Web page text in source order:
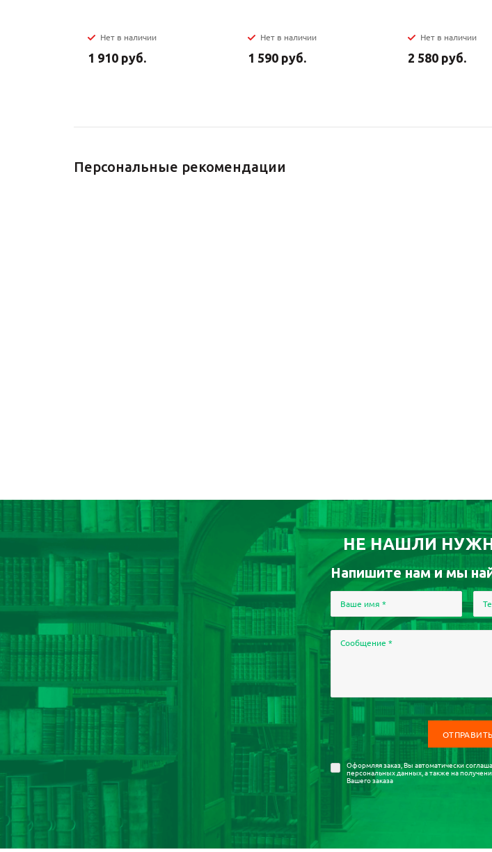
Нет в наличии
1 910 руб.
Нет в наличии
1 590 руб.
Нет в наличии
2 580 руб.
Персональные рекомендации
НЕ НАШЛИ
Напишите нам и мы
Ваше имя *
Сообщение *
Оформляя заказ, Вы автоматически
персональных данных, а также на
Вашего заказа